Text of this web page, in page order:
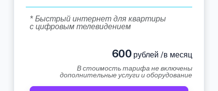
* Быстрый интернет для квартиры
с цифровым телевидением
600 рублей /в месяц
В стоимость тарифа не включены
дополнительные услуги и оборудование